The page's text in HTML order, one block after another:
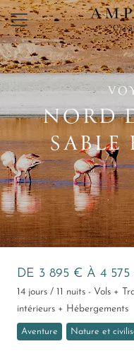
×
NORD
SABLE
DE 3 895 € À 4 575
14 jours / 11 nuits - Vols +
intérieurs + Hébergements
Aventure Nature et